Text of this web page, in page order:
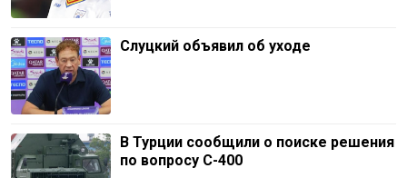
Слуцкий объявил об уходе
В Турции сообщили о поиске решения
по вопросу С-400